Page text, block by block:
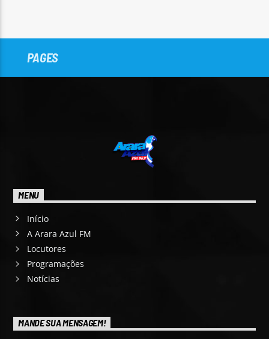
PAGES
MENU
Início
A Arara Azul FM
Locutores
Programações
Notícias
MANDE SUA MENSAGEM!